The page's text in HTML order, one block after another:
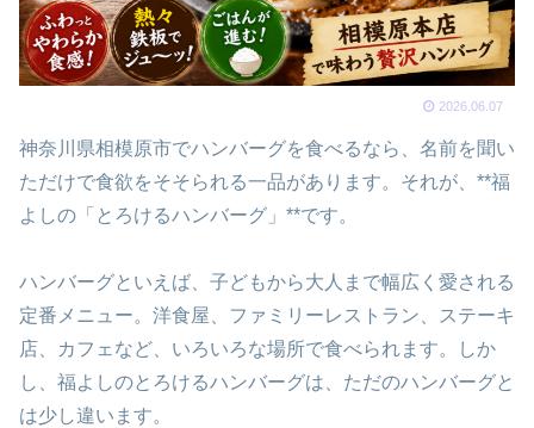
2026.06.07
神奈川県相模原市でハンバーグを食べるなら、名前を聞い
ただけで食欲をそそられる一品があります。それが、**福
よしの「とろけるハンバーグ」**です。
ハンバーグといえば、子どもから大人まで幅広く愛される
定番メニュー。洋食屋、ファミリーレストラン、ステーキ
店、カフェなど、いろいろな場所で食べられます。しか
し、福よしのとろけるハンバーグは、ただのハンバーグと
は少し違います。